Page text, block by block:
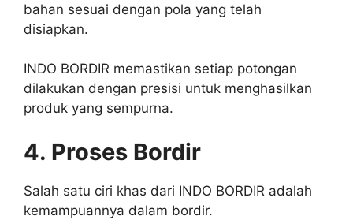
bahan sesuai dengan pola yang telah
disiapkan.
INDO BORDIR memastikan setiap potongan
dilakukan dengan presisi untuk menghasilkan
produk yang sempurna.
4. Proses Bordir
Salah satu ciri khas dari INDO BORDIR adalah
kemampuannya dalam bordir.